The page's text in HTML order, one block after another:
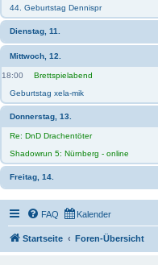
44. Geburtstag Dennispr
Dienstag, 11.
Mittwoch, 12.
18:00
Brettspielabend
Geburtstag xela-mik
Donnerstag, 13.
Re: DnD Drachentöter
Shadowrun 5: Nürnberg - online
Freitag, 14.
FAQ Kalender
Startseite Foren-Übersicht